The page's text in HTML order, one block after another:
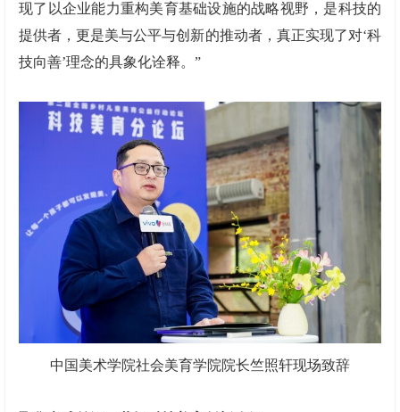
现了以企业能力重构美育基础设施的战略视野，是科技的
提供者，更是美与公平与创新的推动者，真正实现了对‘科
技向善’理念的具象化诠释。”
中国美术学院社会美育学院院长竺照轩现场致辞